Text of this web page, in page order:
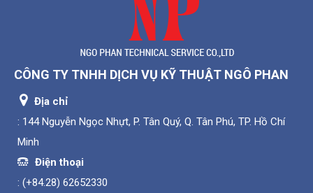
CÔNG TY TNHH DỊCH VỤ KỸ THUẬT NGÔ PHAN
Địa chỉ
: 144 Nguyễn Ngọc Nhựt, P. Tân Quý, Q. Tân Phú, TP. Hồ Chí
Minh
Điện thoại
: (+84.28) 62652330